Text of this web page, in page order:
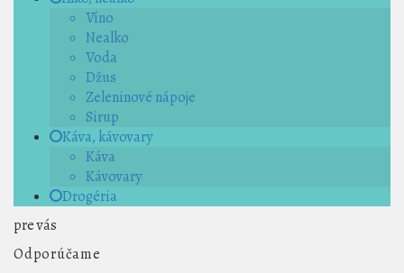
Víno
Nealko
Voda
Džus
Zeleninové nápoje
Sirup
Káva, kávovary
Káva
Kávovary
Drogéria
pre vás
Odporúčame